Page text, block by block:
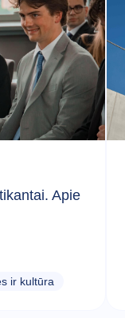
Apie
ir kultūra